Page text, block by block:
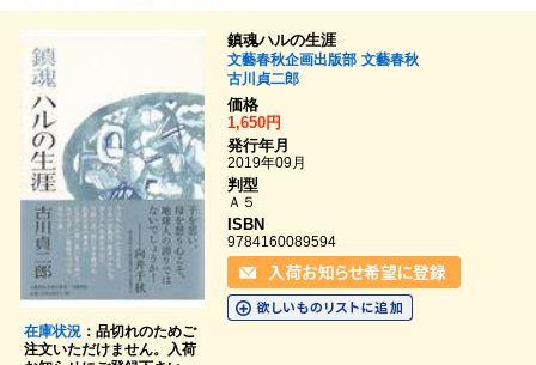
在庫状況：品切れのためご
注文いただけません。入荷
鎮魂ハルの生涯
文藝春秋企画出版部 文藝春秋
古川貞二郎
価格
1,650円
発行年月
2019年09月
判型
Ａ５
ISBN
9784160089594